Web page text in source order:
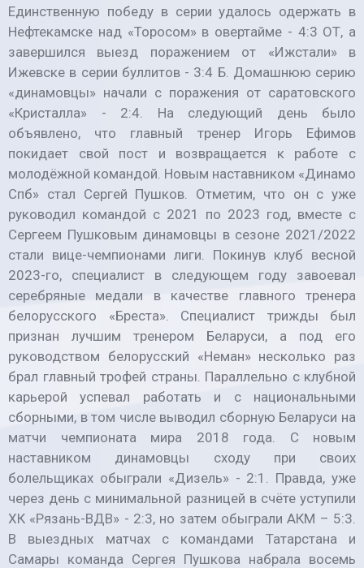
Единственную победу в серии удалось одержать в
Нефтекамске над «Торосом» в овертайме - 4:3 ОТ, а
завершился выезд поражением от «Ижстали» в
Ижевске в серии буллитов - 3:4 Б. Домашнюю серию
«динамовцы» начали с поражения от саратовского
«Кристалла» - 2:4. На следующий день было
объявлено, что главный тренер Игорь Ефимов
покидает свой пост и возвращается к работе с
молодёжной командой. Новым наставником «Динамо
Спб» стал Сергей Пушков. Отметим, что он с уже
руководил командой с 2021 по 2023 год, вместе с
Сергеем Пушковым динамовцы в сезоне 2021/2022
стали вице-чемпионами лиги. Покинув клуб весной
2023-го, специалист в следующем году завоевал
серебряные медали в качестве главного тренера
белорусского «Бреста». Специалист трижды был
признан лучшим тренером Беларуси, а под его
руководством белорусский «Неман» несколько раз
брал главный трофей страны. Параллельно с клубной
карьерой успевал работать и с национальными
сборными, в том числе выводил сборную Беларуси на
матчи чемпионата мира 2018 года. С новым
наставником динамовцы сходу при своих
болельщиках обыграли «Дизель» - 2:1. Правда, уже
через день с минимальной разницей в счёте уступили
ХК «Рязань-ВДВ» - 2:3, но затем обыграли АКМ – 5:3.
В выездных матчах с командами Татарстана и
Самары команда Сергея Пушкова набрала восемь